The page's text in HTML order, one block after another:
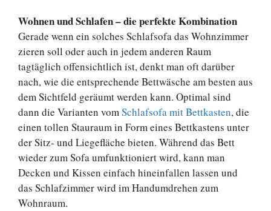
Wohnen und Schlafen – die perfekte Kombination
Gerade wenn ein solches Schlafsofa das Wohnzimmer
zieren soll oder auch in jedem anderen Raum
tagtäglich offensichtlich ist, denkt man oft darüber
nach, wie die entsprechende Bettwäsche am besten aus
dem Sichtfeld geräumt werden kann. Optimal sind
dann die Varianten vomSchlafsofa mit Bettkasten, die
einen tollen Stauraum in Form eines Bettkastens unter
der Sitz- und Liegefläche bieten. Während das Bett
wieder zum Sofa umfunktioniert wird, kann man
Decken und Kissen einfach hineinfallen lassen und
das Schlafzimmer wird im Handumdrehen zum
Wohnraum.